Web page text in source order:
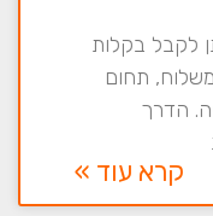
לקבל בקלות
תחום
הדרך
קרא עוד »